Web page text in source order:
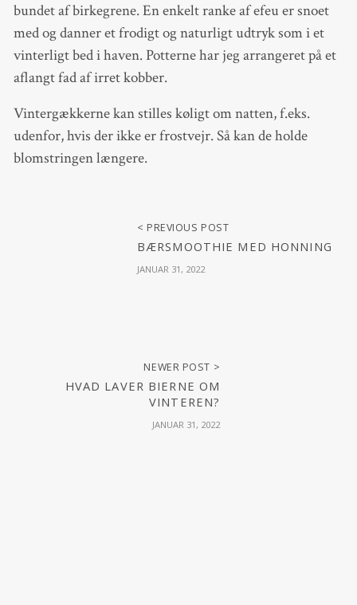
bundet af birkegrene. En enkelt ranke af efeu er snoet
med og danner et frodigt og naturligt udtryk som i et
vinterligt bed i haven. Potterne har jeg arrangeret på et
aflangt fad af irret kobber.
Vintergækkerne kan stilles køligt om natten, f.eks.
udenfor, hvis der ikke er frostvejr. Så kan de holde
blomstringen længere.
< PREVIOUS POST
BÆRSMOOTHIE MED HONNING
JANUAR 31, 2022
NEWER POST >
HVAD LAVER BIERNE OM
VINTEREN?
JANUAR 31, 2022